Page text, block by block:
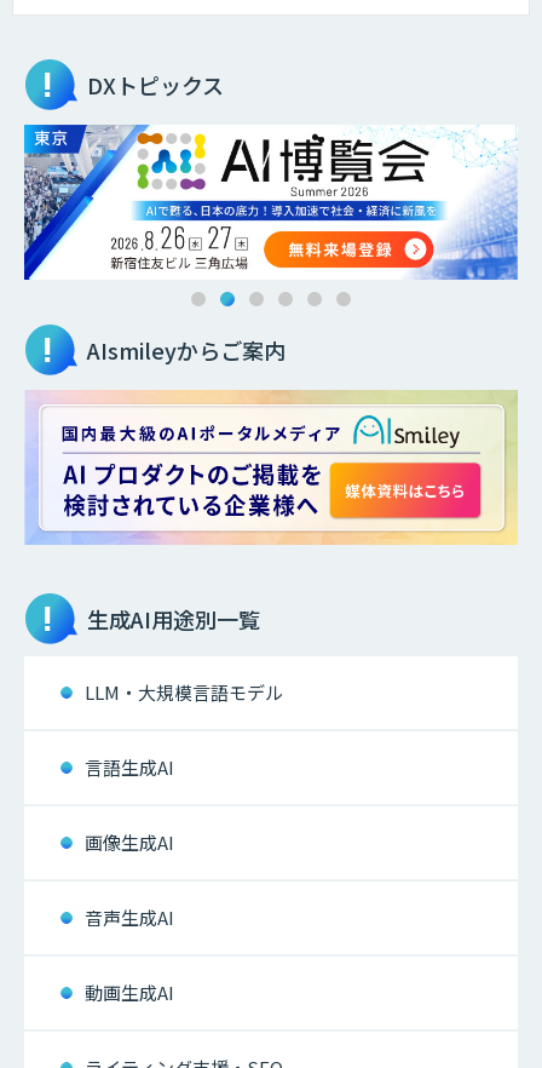
DXトピックス
AIsmileyからご案内
生成AI用途別一覧
LLM・大規模言語モデル
言語生成AI
画像生成AI
音声生成AI
動画生成AI